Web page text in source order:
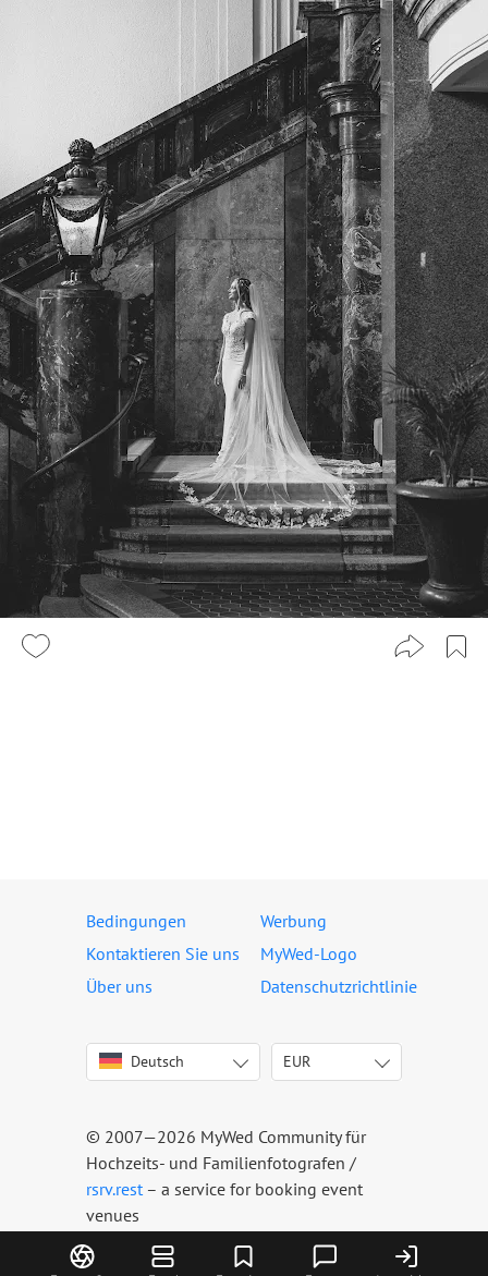
Bedingungen
Werbung
Kontaktieren Sie uns
MyWed-Logo
Über uns
Datenschutzrichtlinie
Deutsch
English
Español
Português
Русский
Українська
EUR
USD
© 2007—2026 MyWed Community für
Hochzeits- und Familienfotografen /
rsrv.rest – a service for booking event
venues